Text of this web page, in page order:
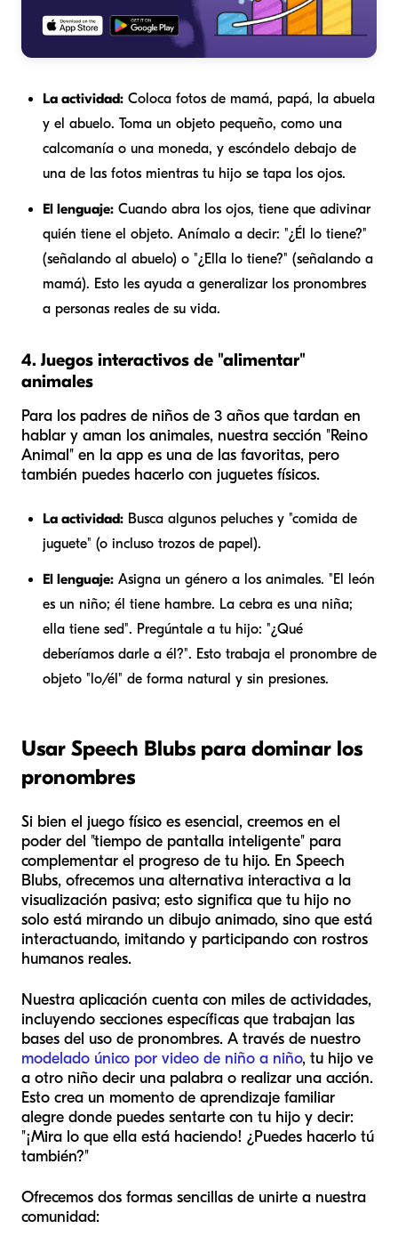
La actividad: Coloca fotos de mamá, papá, la abuela
y el abuelo. Toma un objeto pequeño, como una
calcomanía o una moneda, y escóndelo debajo de
una de las fotos mientras tu hijo se tapa los ojos.
El lenguaje: Cuando abra los ojos, tiene que adivinar
quién tiene el objeto. Anímalo a decir: "¿ Él
lo tiene?"
(señalando al abuelo) o "¿ Ella lo tiene?" (señalando a
mamá). Esto les ayuda a generalizar los pronombres
a personas reales de su vida.
4. Juegos interactivos de "alimentar"
animales
Para los padres de niños de 3 años que tardan en
hablar y aman los animales, nuestra sección "Reino
Animal" en la app es una de las favoritas, pero
también puedes hacerlo con juguetes físicos.
La actividad: Busca algunos peluches y "comida de
juguete" (o incluso trozos de papel).
El lenguaje: Asigna un género a los animales. "El león
es un niño; él tiene hambre. La cebra es una niña;
ella tiene sed". Pregúntale a tu hijo: "¿Qué
deberíamos darle a él ?". Esto trabaja el pronombre de
objeto "lo/él" de forma natural y sin presiones.
Usar Speech Blubs para dominar los
pronombres
Si bien el juego físico es esencial, creemos en el
poder del "tiempo de pantalla inteligente" para
complementar el progreso de tu hijo. En Speech
Blubs, ofrecemos una alternativa interactiva a la
visualización pasiva; esto significa que tu hijo no
solo está mirando un dibujo animado, sino que está
interactuando, imitando y participando con rostros
humanos reales.
Nuestra aplicación cuenta con miles de actividades,
incluyendo secciones específicas que trabajan las
bases del uso de pronombres. A través de nuestro
modelado único por video de niño a niño, tu hijo ve
a otro niño decir una palabra o realizar una acción.
Esto crea un momento de aprendizaje familiar
alegre donde puedes sentarte con tu hijo y decir:
"¡Mira lo que ella está haciendo! ¿Puedes hacerlo tú
también?"
Ofrecemos dos formas sencillas de unirte a nuestra
comunidad: